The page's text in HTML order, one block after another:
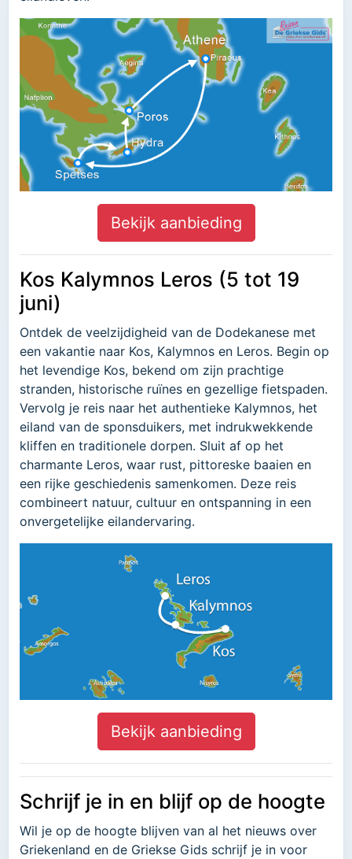
Bekijk aanbieding
Kos Kalymnos Leros (5 tot 19
juni)
Ontdek de veelzijdigheid van de Dodekanese met
een vakantie naar Kos, Kalymnos en Leros. Begin op
het levendige Kos, bekend om zijn prachtige
stranden, historische ruïnes en gezellige fietspaden.
Vervolg je reis naar het authentieke Kalymnos, het
eiland van de sponsduikers, met indrukwekkende
kliffen en traditionele dorpen. Sluit af op het
charmante Leros, waar rust, pittoreske baaien en
een rijke geschiedenis samenkomen. Deze reis
combineert natuur, cultuur en ontspanning in een
onvergetelijke eilandervaring.
Bekijk aanbieding
Schrijf je in en blijf op de hoogte
Wil je op de hoogte blijven van al het nieuws over
Griekenland en de Griekse Gids schrijf je in voor